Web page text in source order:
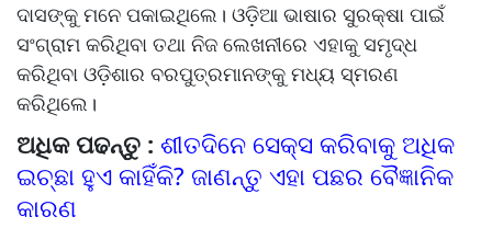
ଦାସଙ୍କୁ ମନେ ପକାଇଥିଲେ। ଓଡ଼ିଆ ଭାଷାର ସୁରକ୍ଷା ପାଇଁ
ସଂଗ୍ରାମ କରିଥିବା ତଥା ନିଜ ଲେଖନୀରେ ଏହାକୁ ସମୃଦ୍ଧ
କରିଥିବା ଓଡ଼ିଶାର ବରପୁତ୍ରମାନଙ୍କୁ ମଧ୍ୟ ସ୍ମରଣ
କରିଥିଲେ।
ଅଧିକ ପଢନ୍ତୁ : ଶୀତଦିନେ ସେକ୍ସ କରିବାକୁ ଅଧିକ
ଇଚ୍ଛା ହୁଏ କାହିଁକି? ଜାଣନ୍ତୁ ଏହା ପଛର ବୈଜ୍ଞାନିକ
କାରଣ